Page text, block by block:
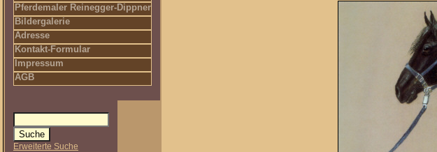
Pferdemaler Reinegger-Dippner
Bildergalerie
Adresse
Kontakt-Formular
Impressum
AGB
Erweiterte Suche